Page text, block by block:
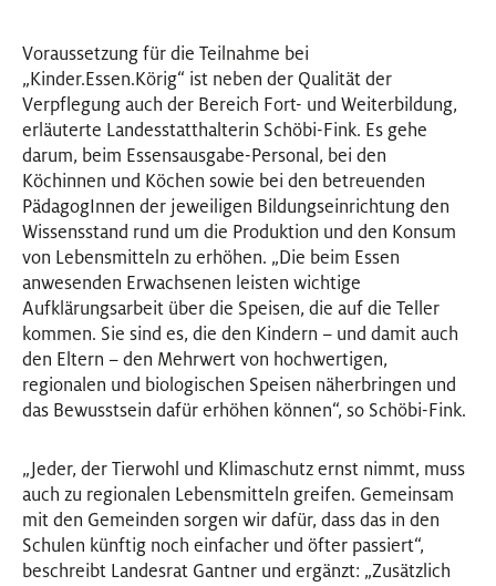
Voraussetzung für die Teilnahme bei
„Kinder.Essen.Körig“ ist neben der Qualität der
Verpflegung auch der Bereich Fort- und Weiterbildung,
erläuterte Landesstatthalterin Schöbi-Fink. Es gehe
darum, beim Essensausgabe-Personal, bei den
Köchinnen und Köchen sowie bei den betreuenden
PädagogInnen der jeweiligen Bildungseinrichtung den
Wissensstand rund um die Produktion und den Konsum
von Lebensmitteln zu erhöhen. „Die beim Essen
anwesenden Erwachsenen leisten wichtige
Aufklärungsarbeit über die Speisen, die auf die Teller
kommen. Sie sind es, die den Kindern – und damit auch
den Eltern – den Mehrwert von hochwertigen,
regionalen und biologischen Speisen näherbringen und
das Bewusstsein dafür erhöhen können“, so Schöbi-Fink.
„Jeder, der Tierwohl und Klimaschutz ernst nimmt, muss
auch zu regionalen Lebensmitteln greifen. Gemeinsam
mit den Gemeinden sorgen wir dafür, dass das in den
Schulen künftig noch einfacher und öfter passiert“,
beschreibt Landesrat Gantner und ergänzt: „Zusätzlich